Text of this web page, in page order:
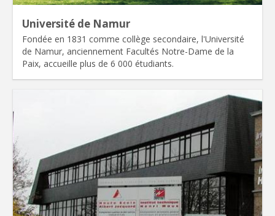
Université de Namur
Fondée en 1831 comme collège secondaire, l'Université
de Namur, anciennement Facultés Notre-Dame de la
Paix, accueille plus de 6 000 étudiants.